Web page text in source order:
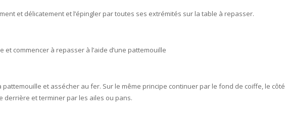
et délicatement et l’épingler par toutes ses extrémités sur la table à repasser.
et commencer à repasser à l’aide d’une pattemouille
pattemouille et assécher au fer. Sur le même principe continuer par le fond de coiffe, le côté
derrière et terminer par les ailes ou pans.